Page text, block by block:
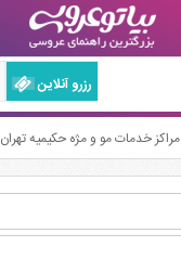
رزرو آنلاین
مراکز خدمات مو و مژه حکیمیه تهران